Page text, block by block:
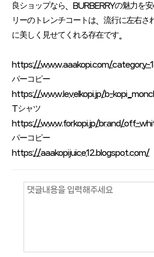
良ショップなら、BURBERRYの魅力を
リーのトレンチコートは、流行に左右さ
に美しく見せてくれる存在です。
https://www.aaakopi.com/category-
パーコピー
https://www.levelkopi.jp/b-
Tシャツ
https://www.forkopi.jp/brand/off-
パーコピー
https://aaakopijuice12.blogspot.com/